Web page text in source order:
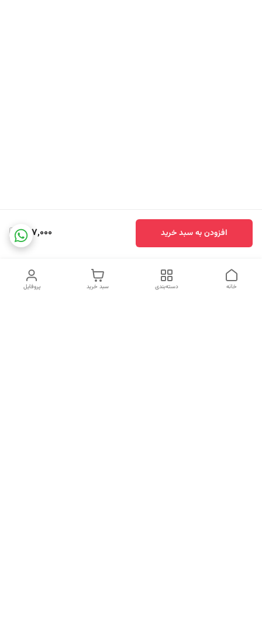
597,000 افزودن به سبد خرید
پروفایل سبد خرید دسته‌بندی خانه